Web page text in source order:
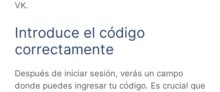
VK.
Introduce el código
correctamente
Después de iniciar sesión, verás un campo
donde puedes ingresar tu código. Es crucial que